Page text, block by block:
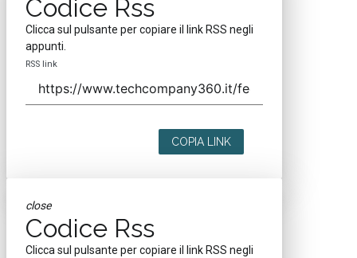
Codice Rss
Clicca sul pulsante per copiare il link RSS negli
appunti.
RSS link
COPIA LINK
close
Codice Rss
Clicca sul pulsante per copiare il link RSS negli